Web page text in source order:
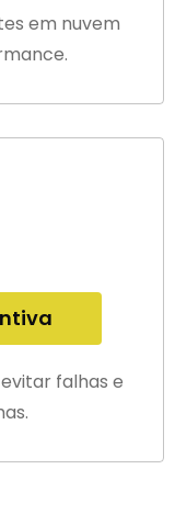
em nuvem
falhas e